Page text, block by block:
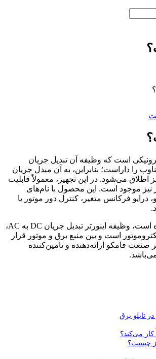
است که وظیفه آن تبدیل جریان
را داراست؛ بنابراین، به آن مبدل جریان
اطلاق می‌شود. در این تجهیز، معمولاً قابلیت
نیز موجود است. این محصول با نام‌های
درایو فرکانس متغیر، کنترل دور موتور یا
همانطور که ذکر شده است، وظیفه اینورتر تبدیل جریان DC به AC،
است و بین منبع برق و موتور قرار
فامکو ارائه‌دهنده و تامین‌کننده
می‌باشد.
در تابلو برق
کار می‌کند؟
چیست؟